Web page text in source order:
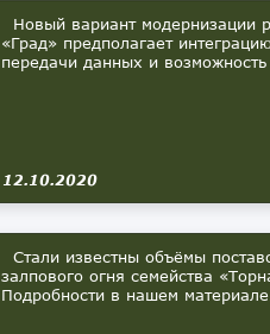
Новый вариант модернизации
«Град» предполагает
передачи данных и
12.10.2020
Стали известны объёмы
залпового огня семейства
Подробности в нашем